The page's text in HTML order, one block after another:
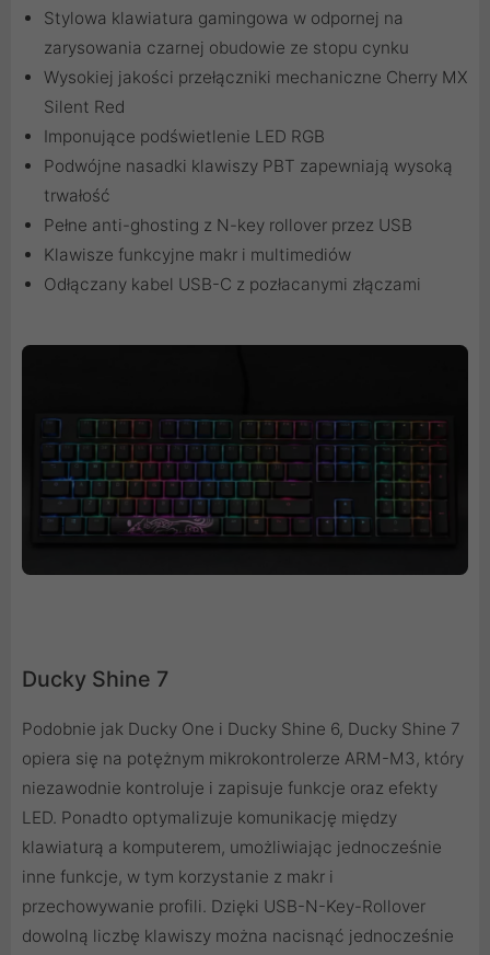
Stylowa klawiatura gamingowa w odpornej na
zarysowania czarnej obudowie ze stopu cynku
Wysokiej jakości przełączniki mechaniczne Cherry MX
Silent Red
Imponujące podświetlenie LED RGB
Podwójne nasadki klawiszy PBT zapewniają wysoką
trwałość
Pełne anti-ghosting z N-key rollover przez USB
Klawisze funkcyjne makr i multimediów
Odłączany kabel USB-C z pozłacanymi złączami
Ducky Shine 7
Podobnie jak Ducky One i Ducky Shine 6, Ducky Shine 7
opiera się na potężnym mikrokontrolerze ARM-M3, który
niezawodnie kontroluje i zapisuje funkcje oraz efekty
LED. Ponadto optymalizuje komunikację między
klawiaturą a komputerem, umożliwiając jednocześnie
inne funkcje, w tym korzystanie z makr i
przechowywanie profili. Dzięki USB-N-Key-Rollover
dowolną liczbę klawiszy można nacisnąć jednocześnie